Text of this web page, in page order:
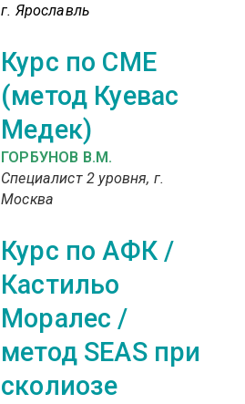
г. Ярославль
Курс по СМЕ
(метод Куевас
Медек)
ГОРБУНОВ В.М.
Специалист 2 уровня, г.
Москва
Курс по АФК /
Кастильо
Моралес /
метод SEAS при
сколиозе